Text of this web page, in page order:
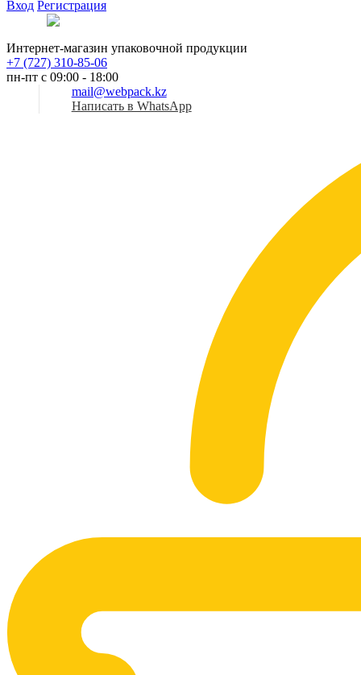
Вход Регистрация
Интернет-магазин упаковочной продукции
+7 (727) 310-85-06
пн-пт с 09:00 - 18:00
mail@webpack.kz
Написать в WhatsApp